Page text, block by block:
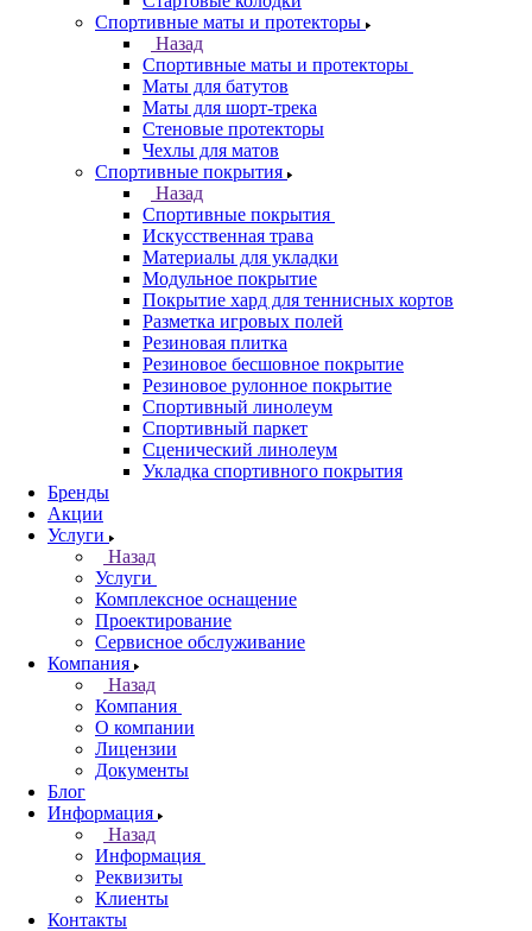
Спортивные маты и протекторы
Назад
Спортивные маты и протекторы
Маты для батутов
Маты для шорт-трека
Стеновые протекторы
Чехлы для матов
Спортивные покрытия
Назад
Спортивные покрытия
Искусственная трава
Материалы для укладки
Модульное покрытие
Покрытие хард для теннисных кортов
Разметка игровых полей
Резиновая плитка
Резиновое бесшовное покрытие
Резиновое рулонное покрытие
Спортивный линолеум
Спортивный паркет
Сценический линолеум
Укладка спортивного покрытия
Бренды
Акции
Услуги
Назад
Услуги
Комплексное оснащение
Проектирование
Сервисное обслуживание
Компания
Назад
Компания
О компании
Лицензии
Документы
Блог
Информация
Назад
Информация
Реквизиты
Клиенты
Контакты